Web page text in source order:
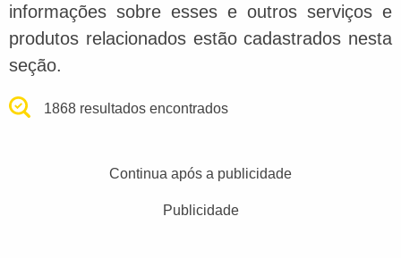
informações sobre esses e outros serviços e
produtos relacionados estão cadastrados nesta
seção.
1868 resultados encontrados
Continua após a publicidade
Publicidade